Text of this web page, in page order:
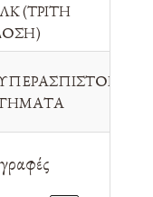
(ΤΡΙΤΗ